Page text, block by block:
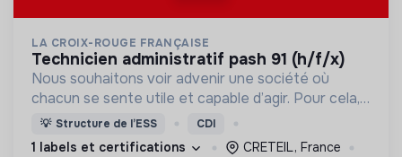
LA CROIX-ROUGE FRANÇAISE
technicien administratif pash 91 (h/f/x)
Nous souhaitons voir advenir une société où
chacun se sente utile et capable d’agir. Pour cela,
nous proposons des moyens et des lieux
d’engagement innovants et adaptés à tous.
💡 Structure de l’ESS CDI
1 labels et certifications
CRETEIL, France